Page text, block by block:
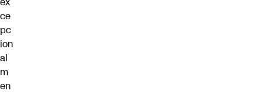
ce
pc
ion
al
m
en